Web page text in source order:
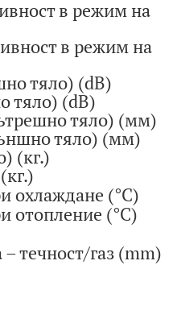
в режим на
в режим на
тяло) (dB)
тяло) (dB)
тяло) (мм)
тяло) (мм)
(кг.)
охлаждане (°C)
отопление (°C)
течност/газ (mm)